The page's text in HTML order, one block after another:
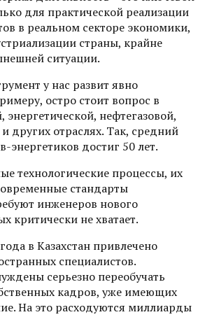
для практической реализации
в реальном секторе экономики,
страны, крайне
ситуации.
у нас развит явно
остро стоит вопрос в
энергетической, нефтегазовой,
других отраслях. Так, средний
энергетиков достиг 50 лет.
технологические процессы, их
стандарты
инженеров нового
критически не хватает.
в Казахстан привлечено
специалистов.
серьезно переобучать
кадров, уже имеющих
На это расходуются миллиарды